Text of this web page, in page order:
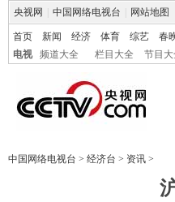
央视网 中国网络电视台 网站地图
首页 新闻 经济 体育 综艺 春
电视
频道大全 栏目大全 节目大
中国网络电视台 > 经济台 > 资讯 >